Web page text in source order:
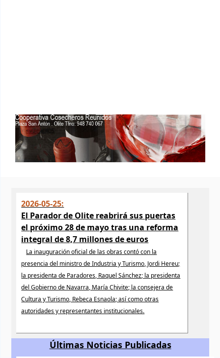
2026-05-25:
El Parador de Olite reabrirá sus puertas
el próximo 28 de mayo tras una reforma
integral de 8,7 millones de euros
La inauguración oficial de las obras contó con la
presencia del ministro de Industria y Turismo, Jordi Hereu;
la presidenta de Paradores, Raquel Sánchez; la presidenta
del Gobierno de Navarra, María Chivite; la consejera de
Cultura y Turismo, Rebeca Esnaola; así como otras
autoridades y representantes institucionales.
Últimas Noticias Publicadas